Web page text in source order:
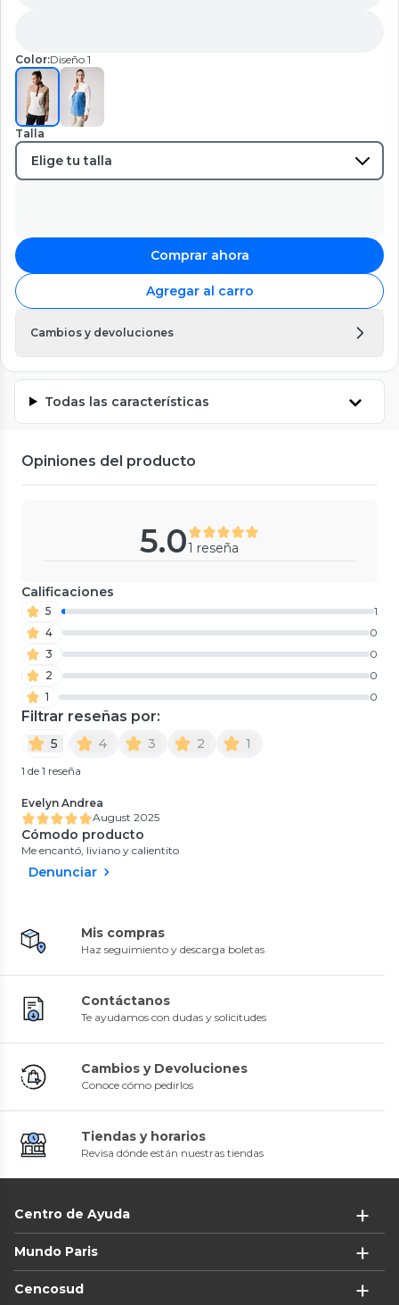
Color:Diseño 1
Talla
Comprar ahora
Agregar al carro
Cambios y devoluciones
Todas las características
Opiniones del producto
5.01 reseña
Calificaciones
5
1
4
0
3
0
2
0
1
0
Filtrar reseñas por:
5 4 3 2 1
1 de 1 reseña
Evelyn Andrea
August 2025
Cómodo producto
Me encantó, liviano y calientito
Denunciar
Mis compras
Haz seguimiento y descarga boletas
Contáctanos
Te ayudamos con dudas y solicitudes
Cambios y Devoluciones
Conoce cómo pedirlos
Tiendas y horarios
Revisa dónde están nuestras tiendas
Centro de Ayuda
Mundo Paris
Cencosud